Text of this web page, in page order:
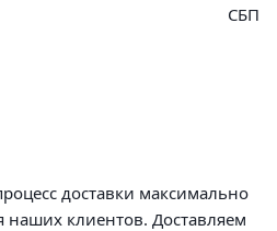
СБП
доставки максимально
клиентов. Доставляем